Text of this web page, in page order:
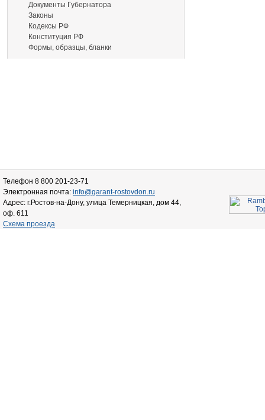
Документы Губернатора
Законы
Кодексы РФ
Конституция РФ
Формы, образцы, бланки
Телефон 8 800 201-23-71
Электронная почта: info@garant-rostovdon.ru
Адрес: г.Ростов-на-Дону, улица Темерницкая, дом 44,
оф. 611
Схема проезда